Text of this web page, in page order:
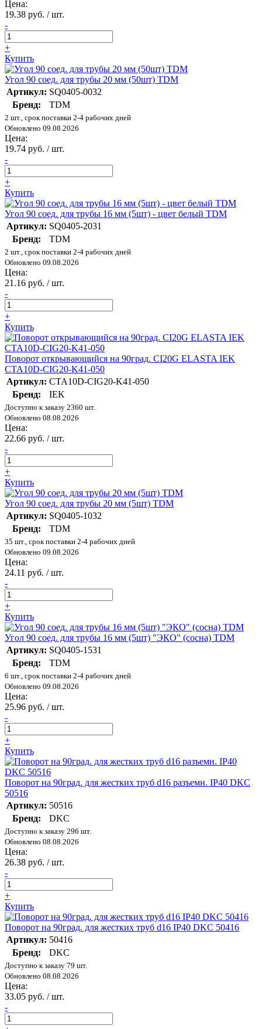
Цена:
19.38 руб. / шт.
-
+
Купить
Угол 90 соед. для трубы 20 мм (50шт) TDM
Артикул: SQ0405-0032
Бренд:
TDM
2 шт., срок поставки 2-4 рабочих дней
Обновлено 09.08.2026
Цена:
19.74 руб. / шт.
-
+
Купить
Угол 90 соед. для трубы 16 мм (5шт) - цвет белый TDM
Артикул: SQ0405-2031
Бренд:
TDM
2 шт., срок поставки 2-4 рабочих дней
Обновлено 09.08.2026
Цена:
21.16 руб. / шт.
-
+
Купить
Поворот открывающийся на 90град. CI20G ELASTA IEK
CTA10D-CIG20-K41-050
Артикул: CTA10D-CIG20-K41-050
Бренд:
IEK
Доступно к заказу 2360 шт.
Обновлено 08.08.2026
Цена:
22.66 руб. / шт.
-
+
Купить
Угол 90 соед. для трубы 20 мм (5шт) TDM
Артикул: SQ0405-1032
Бренд:
TDM
35 шт., срок поставки 2-4 рабочих дней
Обновлено 09.08.2026
Цена:
24.11 руб. / шт.
-
+
Купить
Угол 90 соед. для трубы 16 мм (5шт) "ЭКО" (сосна) TDM
Артикул: SQ0405-1531
Бренд:
TDM
6 шт., срок поставки 2-4 рабочих дней
Обновлено 09.08.2026
Цена:
25.96 руб. / шт.
-
+
Купить
Поворот на 90град. для жестких труб d16 разъемн. IP40 DKC
50516
Артикул: 50516
Бренд:
DKC
Доступно к заказу 296 шт.
Обновлено 08.08.2026
Цена:
26.38 руб. / шт.
-
+
Купить
Поворот на 90град. для жестких труб d16 IP40 DKC 50416
Артикул: 50416
Бренд:
DKC
Доступно к заказу 79 шт.
Обновлено 08.08.2026
Цена:
33.05 руб. / шт.
-